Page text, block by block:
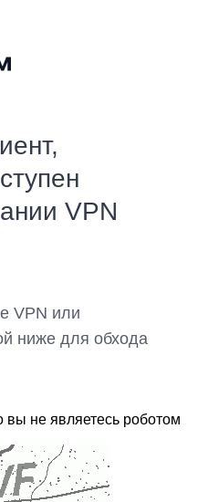
VPN
VPN или
ниже для обхода
вы не являетесь роботом